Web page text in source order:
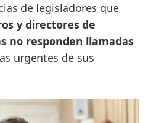
de legisladores que
y directores de
no responden llamadas
urgentes de sus